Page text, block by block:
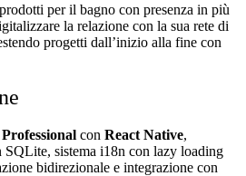
per il bagno con presenza in più
la relazione con la sua rete di
progetti dall’inizio alla fine con
con React Native,
sistema i18n con lazy loading
bidirezionale e integrazione con